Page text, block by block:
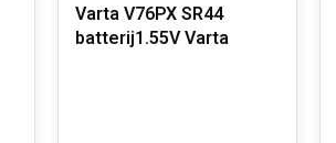
Varta V76PX SR44
batterij1.55V Varta